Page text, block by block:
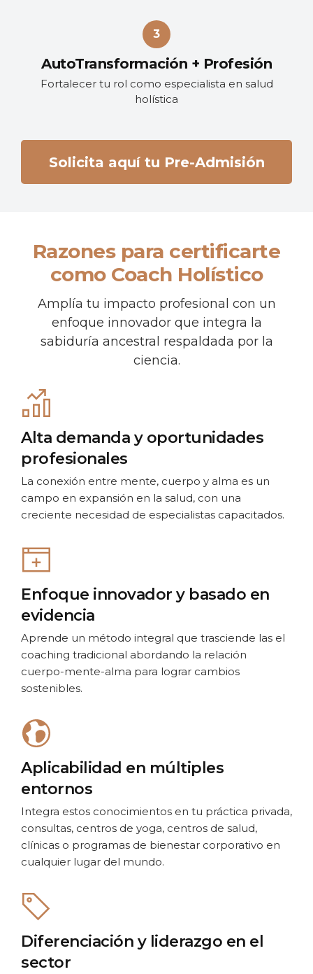
AutoTransformación + Profesión
Fortalecer tu rol como especialista en salud
holística
Solicita aquí tu Pre-Admisión
Razones para certificarte
como Coach Holístico
Amplía tu impacto profesional con un
enfoque innovador que integra la
sabiduría ancestral respaldada por la
ciencia.
Alta demanda y oportunidades
profesionales
La conexión entre mente, cuerpo y alma es un
campo en expansión en la salud, con una
creciente necesidad de especialistas capacitados.
Enfoque innovador y basado en
evidencia
Aprende un método integral que trasciende las el
coaching tradicional abordando la relación
cuerpo-mente-alma para lograr cambios
sostenibles.
Aplicabilidad en múltiples
entornos
Integra estos conocimientos en tu práctica privada,
consultas, centros de yoga, centros de salud,
clínicas o programas de bienestar corporativo en
cualquier lugar del mundo.
Diferenciación y liderazgo en el
sector